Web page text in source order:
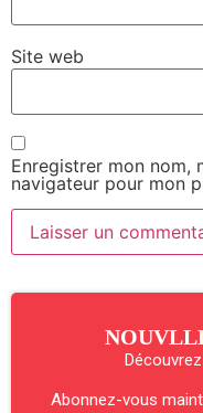
Site web
Enregistrer mon nom,
navigateur pour mon
Découvrez
Abonnez-vous